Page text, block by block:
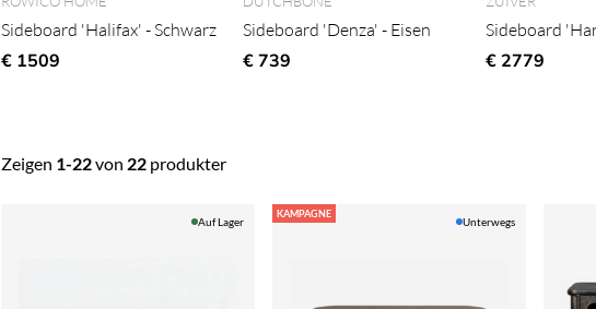
Sideboard 'Halifax' - Schwarz
€ 1509
Sideboard 'Denza' - Eisen
€ 739
Sideboard
€ 2779
Zeigen 1-22von 22 produkter
Auf Lager
KAMPAGNE
Unterwegs